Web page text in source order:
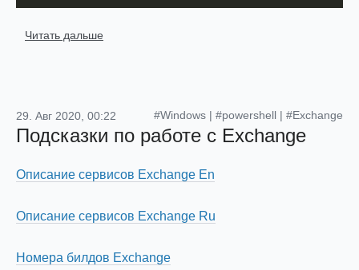
Читать дальше
#Windows | #powershell | #Exchange
29. Авг 2020, 00:22
Подсказки по работе с Exchange
Описание сервисов Exchange En
Описание сервисов Exchange Ru
Номера билдов Exchange